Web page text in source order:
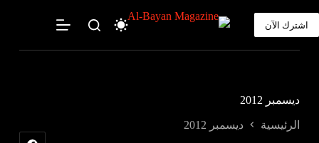
إلى
المحتوى
اشترك الآن
ديسمبر 2012
الرئيسية ديسمبر 2012